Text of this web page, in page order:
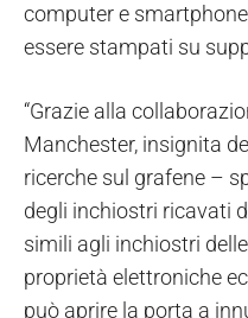
computer e
essere stampati su
“Grazie alla
Manchester, insignita
ricerche sul grafene –
degli inchiostri ricavati
simili agli inchiostri
proprietà elettroniche
può aprire la porta a